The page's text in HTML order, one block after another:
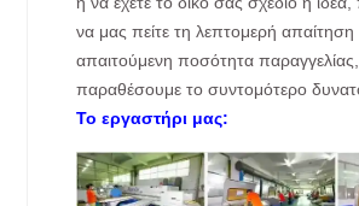
να μας πείτε τη λεπτομερή απαίτηση
απαιτούμενη ποσότητα
παραθέσουμε το συντομότερο
Το εργαστήρι μας: